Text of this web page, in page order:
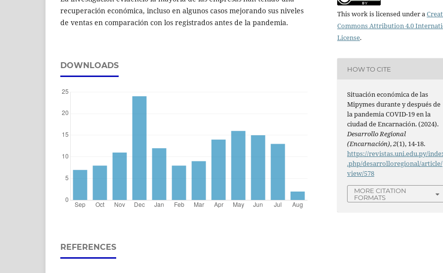
recuperación económica, incluso en algunos casos mejorando sus niveles
de ventas en comparación con los registrados antes de la pandemia.
DOWNLOADS
REFERENCES
This work is licensed under a
Commons Attribution 4.0
License.
HOW TO CITE
Situación económica de las
Mipymes durante y después de
la pandemia COVID-19 en la
ciudad de Encarnación. (2024).
Desarrollo Regional
(Encarnación),2(1), 14-18.
https://revistas.uni.edu.py/
.php/desarrolloregional/article/
view/578
MORE CITATION
FORMATS